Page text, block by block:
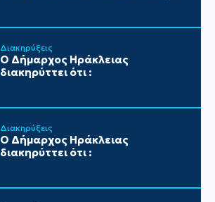
Διακηρύξεις
Ο Δήμαρχος Ηράκλειας
διακηρύττει ότι :
Διακηρύξεις
Ο Δήμαρχος Ηράκλειας
διακηρύττει ότι :